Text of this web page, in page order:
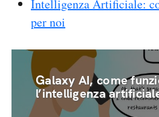
Intelligenza Artificiale:
per noi
Galaxy AI, come
l’intelligenza